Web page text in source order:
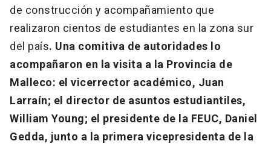
de construcción y acompañamiento que
realizaron cientos de estudiantes en la zona sur
del país. Una comitiva de autoridades lo
acompañaron en la visita a la Provincia de
Malleco: el vicerrector académico, Juan
Larraín; el director de asuntos estudiantiles,
William Young; el presidente de la FEUC, Daniel
Gedda, junto a la primera vicepresidenta de la